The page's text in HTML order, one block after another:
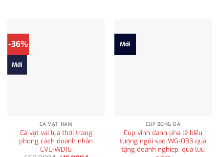
-36%
Mới
CÀ VẠT NAM
Cà vạt vải lụa thời trang
phong cách doanh nhân
CVL-WD15
Mới
CÚP BÓNG ĐÁ
Cúp vinh danh pha lê biểu
tượng ngôi sao WG-033 quà
tặng doanh nghiệp, quà lưu